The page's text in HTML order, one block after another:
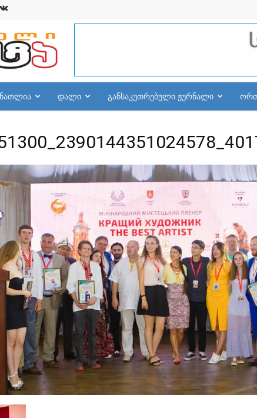
ნათლია დალი განსაკუთრებული ჟურნალი